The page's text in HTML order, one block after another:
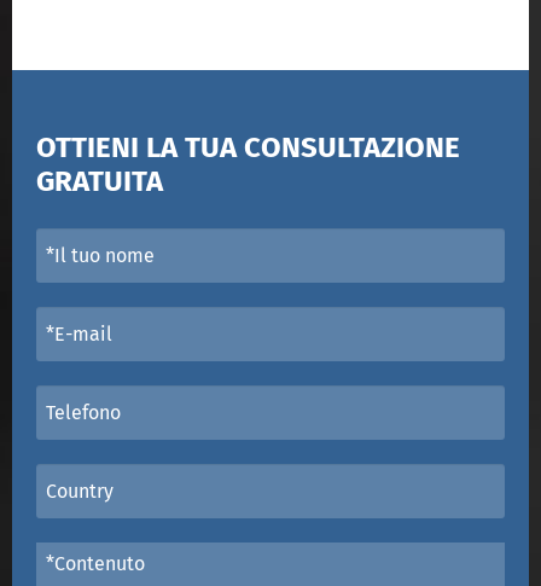
OTTIENI LA TUA CONSULTAZIONE
GRATUITA